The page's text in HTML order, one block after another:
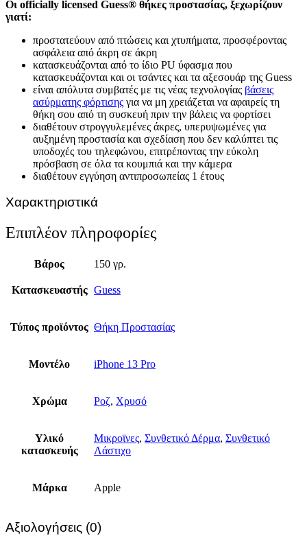
Οι officially licensed Guess® θήκες προστασίας, ξεχωρίζουν
γιατί:
προστατεύουν από πτώσεις και χτυπήματα, προσφέροντας
ασφάλεια από άκρη σε άκρη
κατασκευάζονται από το ίδιο PU ύφασμα που
κατασκευάζονται και οι τσάντες και τα αξεσουάρ της Guess
είναι απόλυτα συμβατές με τις νέας τεχνολογίας βάσεις
ασύρματης φόρτισης για να μη χρειάζεται να αφαιρείς τη
θήκη σου από τη συσκευή πριν την βάλεις να φορτίσει
διαθέτουν στρογγυλεμένες άκρες, υπερυψωμένες για
αυξημένη προστασία και σχεδίαση που δεν καλύπτει τις
υποδοχές του τηλεφώνου, επιτρέποντας την εύκολη
πρόσβαση σε όλα τα κουμπιά και την κάμερα
διαθέτουν εγγύηση αντιπροσωπείας 1 έτους
Χαρακτηριστικά
Επιπλέον πληροφορίες
Βάρος 150 γρ.
Κατασκευαστής Guess
Τύπος προϊόντος Θήκη Προστασίας
Μοντέλο iPhone 13 Pro
Χρώμα Ροζ, Χρυσό
Υλικό
κατασκευής
Μικροϊνες, Συνθετικό Δέρμα, Συνθετικό
Λάστιχο
Μάρκα Apple
Αξιολογήσεις (0)